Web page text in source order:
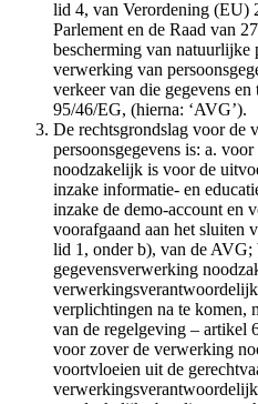
lid 4, van Verordening (EU)
Parlement en de Raad van
bescherming van natuurlijke
verwerking van
verkeer van die gegevens
95/46/EG, (hierna: ‘AVG’).
De rechtsgrondslag voor de
persoonsgegevens is: a.
noodzakelijk is voor de
inzake informatie- en
inzake de demo-account en
voorafgaand aan het sluiten
lid 1, onder b), van de AVG;
gegevensverwerking
verplichtingen na te komen,
van de regelgeving – artikel
voor zover de verwerking
voortvloeien uit de